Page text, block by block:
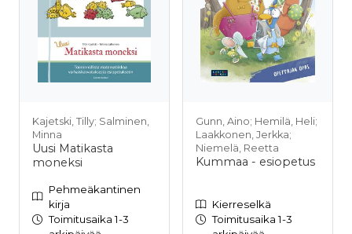
Kajetski, Tilly; Salminen,
Minna
Uusi Matikasta
moneksi
Pehmeäkantinen
kirja
Toimitusaika 1-3
Gunn, Aino; Hemilä, Heli;
Laakkonen, Jerkka;
Niemelä, Reetta
Kummaa - esiopetus
Kierreselkä
Toimitusaika 1-3